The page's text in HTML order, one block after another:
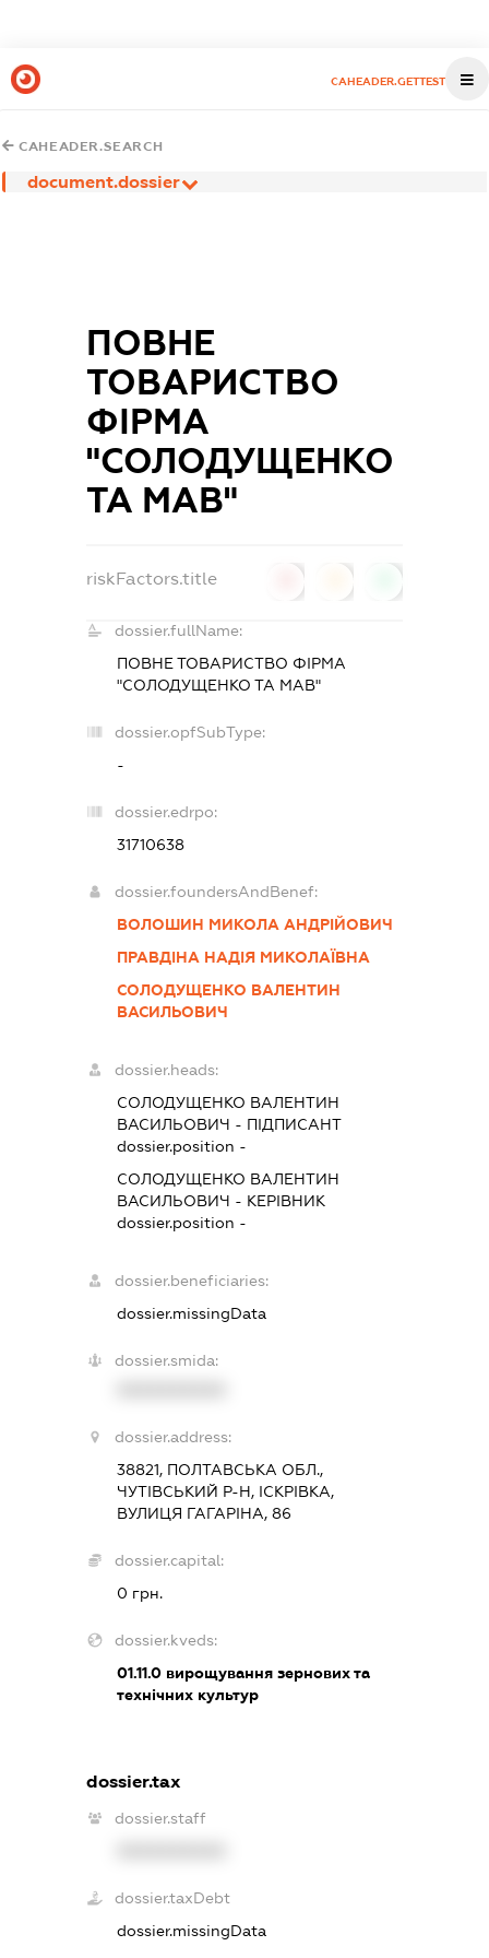
CAHEADER.GETTEST
CAHEADER.SEARCH
document.dossier
ПОВНЕ
ТОВАРИСТВО
ФІРМА
"СОЛОДУЩЕНКО
ТА МАВ"
riskFactors.title
dossier.fullName:
ПОВНЕ ТОВАРИСТВО ФІРМА
"СОЛОДУЩЕНКО ТА МАВ"
dossier.opfSubType:
-
dossier.edrpo:
31710638
dossier.foundersAndBenef:
ВОЛОШИН МИКОЛА АНДРІЙОВИЧ
ПРАВДІНА НАДІЯ МИКОЛАЇВНА
СОЛОДУЩЕНКО ВАЛЕНТИН
ВАСИЛЬОВИЧ
dossier.heads:
СОЛОДУЩЕНКО ВАЛЕНТИН
ВАСИЛЬОВИЧ - ПІДПИСАНТ
dossier.position -
СОЛОДУЩЕНКО ВАЛЕНТИН
ВАСИЛЬОВИЧ - КЕРІВНИК
dossier.position -
dossier.beneficiaries:
dossier.missingData
dossier.smida:
dossier.address:
38821, ПОЛТАВСЬКА ОБЛ.,
ЧУТІВСЬКИЙ Р-Н, ІСКРІВКА,
ВУЛИЦЯ ГАГАРІНА, 86
dossier.capital:
0 грн.
dossier.kveds:
01.11.0вирощування зернових та
технічних культур
dossier.tax
dossier.staff
dossier.taxDebt
dossier.missingData